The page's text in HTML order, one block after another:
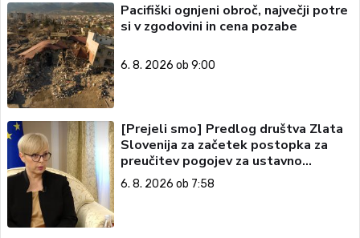
Pacifiški ognjeni obroč, največji potre
si v zgodovini in cena pozabe
6. 8. 2026 ob 9:00
[Prejeli smo] Predlog društva Zlata
Slovenija za začetek postopka za
preučitev pogojev za ustavno
obtožbo predsednice Republike
Slovenije
6. 8. 2026 ob 7:58